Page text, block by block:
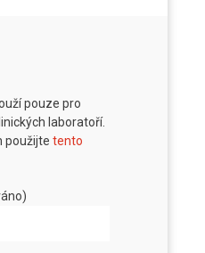
pouze pro
laboratoří.
použijtetento